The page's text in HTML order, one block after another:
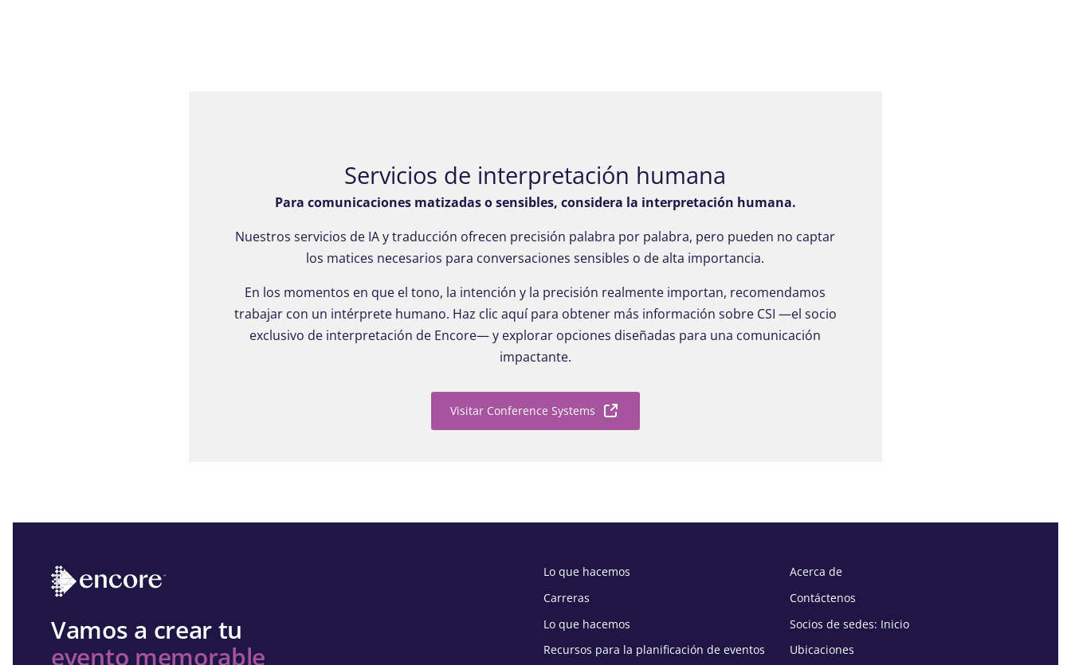
Servicios de interpretación humana
Para comunicaciones matizadas o sensibles, considera la interpretación humana.
Nuestros servicios de IA y traducción ofrecen precisión palabra por palabra, pero pueden no captar
los matices necesarios para conversaciones sensibles o de alta importancia.
En los momentos en que el tono, la intención y la precisión realmente importan, recomendamos
trabajar con un intérprete humano. Haz clic aquí para obtener más información sobre CSI —el socio
exclusivo de interpretación de Encore— y explorar opciones diseñadas para una comunicación
impactante.
Visitar Conference Systems
Vamos a crear tu
evento memorable
Lo que hacemos
Carreras
Lo que hacemos
Recursos para la planificación de eventos
Acerca de
Contáctenos
Socios de sedes: Inicio
Ubicaciones